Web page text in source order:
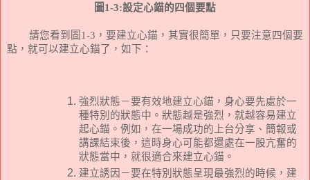
圖1-3:設定心錨的四個要點
請您看到圖 1-3 ，要建立心錨，其實很簡單，只要注意四個要
點，就可以建立心錨了，如下：
強烈狀態－要有效地建立心錨，身心要先處於一
種特別的狀態中。狀態越是強烈，就越容易建立
起心錨。例如，在一場成功的上台分享、簡報或
講課結束後，這時身心可能都還處在一股亢奮的
狀態當中，就很適合來建立心錨。
建立誘因－要在特別狀態呈現最強烈的時候，建